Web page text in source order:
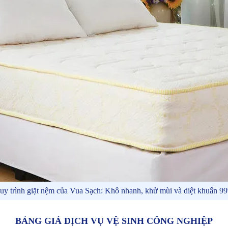
trình giặt nệm của Vua Sạch: Khô nhanh, khử mùi và diệt khuẩn
BẢNG GIÁ DỊCH VỤ VỆ SINH CÔNG NGHIỆP